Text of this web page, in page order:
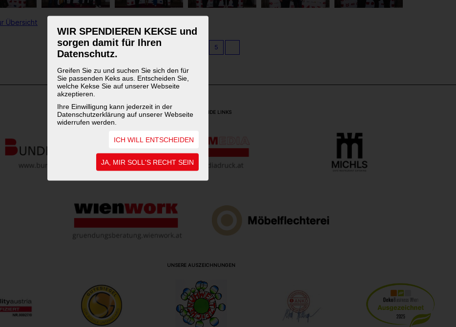
WIR SPENDIEREN KEKSE und
sorgen damit für Ihren
Datenschutz.
Greifen Sie zu und suchen Sie sich den für
Sie passenden Keks aus. Entscheiden Sie,
welche Kekse Sie auf unserer Webseite
akzeptieren.
Ihre Einwilligung kann jederzeit in der
Datenschutzerklärung auf unserer Webseite
widerrufen werden.
ICH WILL ENTSCHEIDEN
JA, MIR SOLL'S RECHT SEIN
Übersicht
1 5
WEITERFÜHRENDE LINKS
UNSERE AUSZEICHNUNGEN